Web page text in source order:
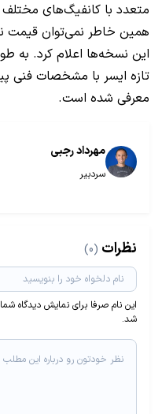
متعدد با کانفیگ‌های
همین خاطر نمی‌توان قیمت
این نسخه‌ها اعلام کرد. به
تازه ایسر با مشخصات فنی
معرفی شده است.
مهرداد رجبی
سردبیر
نظرات (0)
این نام صرفا برای نمایش دیدگاه
شد.